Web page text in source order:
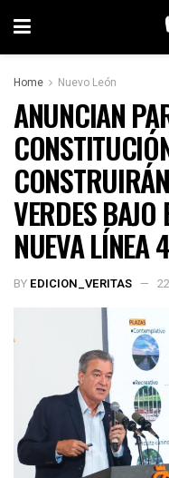
Home Nuevo León
ANUNCIAN
VERDES
NUEVA LÍNEA
BY EDICION_VERITAS